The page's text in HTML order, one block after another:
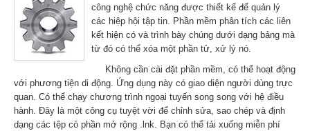
công nghệ chức năng được thiết kế để quản lý
các hiệp hội tập tin. Phần mềm phân tích các liên
kết hiện có và trình bày chúng dưới dạng bảng mà
từ đó có thể xóa một phần tử, xử lý nó.
Không cần cài đặt phần mềm, có thể hoạt động
với phương tiện di động. Ứng dụng này có giao diện người dùng trực
quan. Có thể chạy chương trình ngoại tuyến song song với hệ điều
hành. Đây là một công cụ tuyệt vời để chỉnh sửa, sao chép và định
dạng các tệp có phần mở rộng .lnk. Bạn có thể tải xuống miễn phí